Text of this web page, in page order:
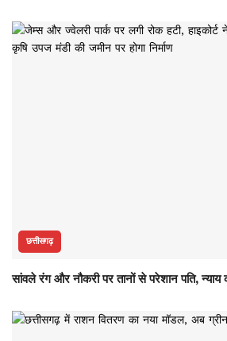
छत्तीसगढ़
सांवले रंग और नौकरी पर तानों से परेशान पति,